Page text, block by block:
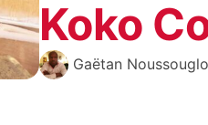
Koko
Gaëtan Noussouglo